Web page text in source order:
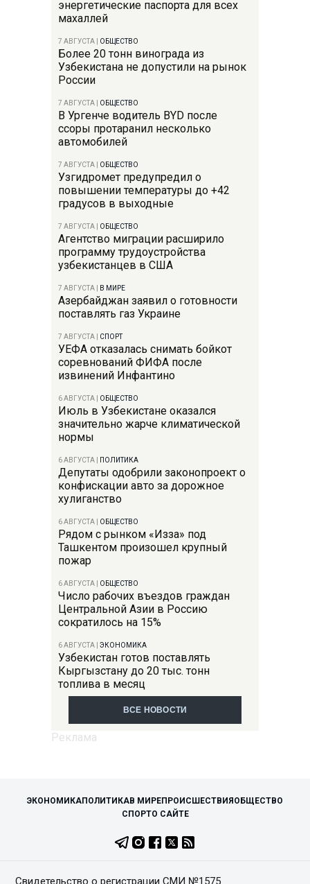
энергетические паспорта для всех
махаллей
7 АВГУСТА ОБЩЕСТВО
Более 20 тонн винограда из
Узбекистана не допустили на рынок
России
7 АВГУСТА ОБЩЕСТВО
В Ургенче водитель BYD после
ссоры протаранил несколько
автомобилей
7 АВГУСТА ОБЩЕСТВО
Узгидромет предупредил о
повышении температуры до +42
градусов в выходные
7 АВГУСТА ОБЩЕСТВО
Агентство миграции расширило
программу трудоустройства
узбекистанцев в США
7 АВГУСТА В МИРЕ
Азербайджан заявил о готовности
поставлять газ Украине
7 АВГУСТА СПОРТ
УЕФА отказалась снимать бойкот
соревнований ФИФА после
извинений Инфантино
6 АВГУСТА ОБЩЕСТВО
Июль в Узбекистане оказался
значительно жарче климатической
нормы
6 АВГУСТА ПОЛИТИКА
Депутаты одобрили законопроект о
конфискации авто за дорожное
хулиганство
6 АВГУСТА ОБЩЕСТВО
Рядом с рынком «Изза» под
Ташкентом произошел крупный
пожар
6 АВГУСТА ОБЩЕСТВО
Число рабочих въездов граждан
Центральной Азии в Россию
сократилось на 15%
6 АВГУСТА ЭКОНОМИКА
Узбекистан готов поставлять
Кыргызстану до 20 тыс. тонн
топлива в месяц
ВСЕ НОВОСТИ
ЭКОНОМИКАПОЛИТИКАВ МИРЕПРОИСШЕСТВИЯОБЩЕСТВО
СПОРТО САЙТЕ
Свидетельство о регистрации СМИ №1575